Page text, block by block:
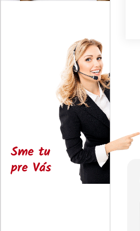
Sme tu
pre Vás